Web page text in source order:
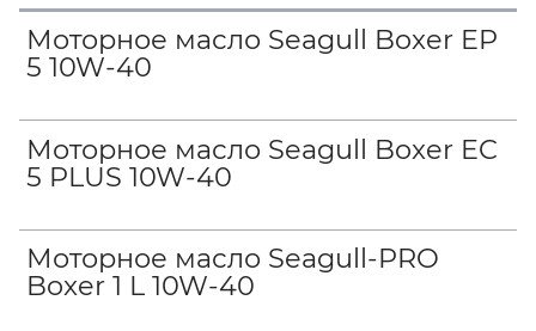
Моторное масло Seagull Boxer EP
5 10W-40
Моторное масло Seagull Boxer EC
5 PLUS 10W-40
Моторное масло Seagull-PRO
Boxer 1 L 10W-40